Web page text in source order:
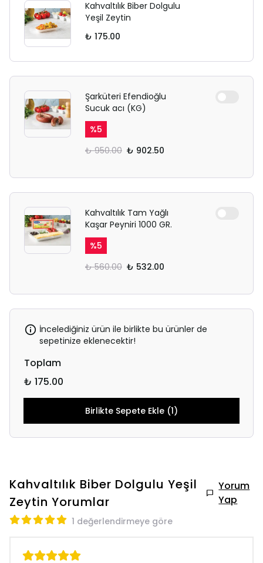
Kahvaltılık Biber Dolgulu
Yeşil Zeytin
₺ 175.00
Şarküteri Efendioğlu
Sucuk acı (KG)
%5
₺ 950.00 ₺ 902.50
Kahvaltılık Tam Yağlı
Kaşar Peyniri 1000 GR.
%5
₺ 560.00 ₺ 532.00
İncelediğiniz ürün ile birlikte bu ürünler de
sepetinize eklenecektir!
Toplam
₺ 175.00
Birlikte Sepete Ekle (1)
Kahvaltılık Biber Dolgulu Yeşil
Zeytin Yorumlar
Yorum
Yap
1 değerlendirmeye göre